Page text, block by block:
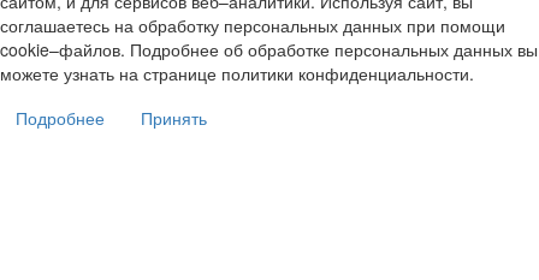
соглашаетесь на обработку персональных данных при помощи
cookie–файлов. Подробнее об обработке персональных данных вы
можете узнать на странице политики конфиденциальности.
Подробнее
Принять